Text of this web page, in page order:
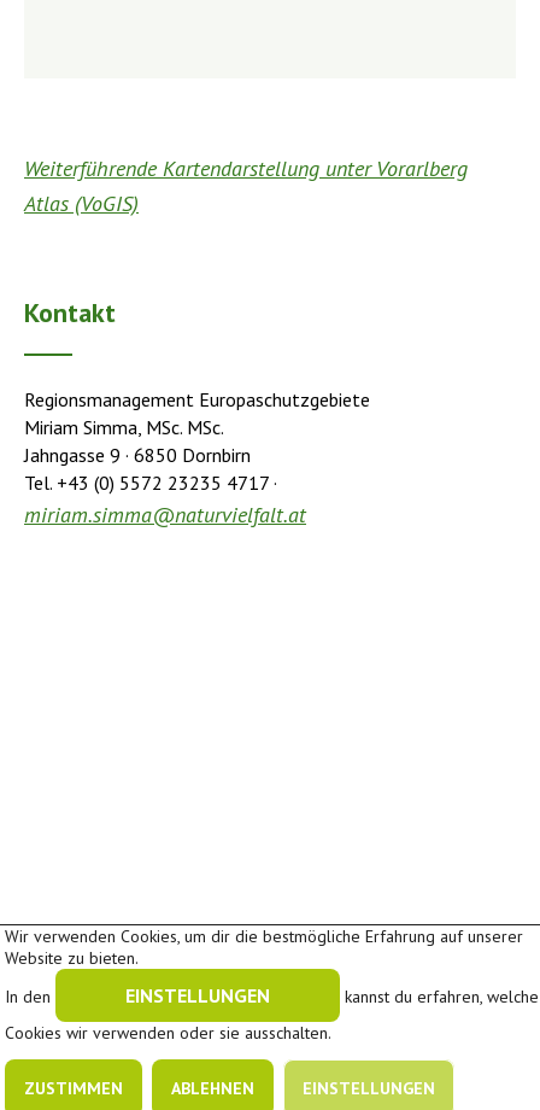
Weiterführende Kartendarstellung unter Vorarlberg
Atlas (VoGIS)
Kontakt
Regionsmanagement Europaschutzgebiete
Miriam Simma, MSc. MSc.
Jahngasse 9 · 6850 Dornbirn
Tel. +43 (0) 5572 23235 4717 ·
miriam.simma@naturvielfalt.at
Schriftgröße: A | A | A
Downloads Impressum Datenschutz
In Kooperation mit
Wir verwenden Cookies, um dir die bestmögliche Erfahrung auf unserer
Website zu bieten.
In den
EINSTELLUNGEN
kannst du erfahren, welche
Cookies wir verwenden oder sie ausschalten.
ZUSTIMMEN ABLEHNEN EINSTELLUNGEN